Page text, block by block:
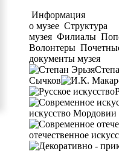
Информация
о музее Структура
музея Филиалы
Волонтеры
документы музея
Сычков
искусство Мордовии
отечественное